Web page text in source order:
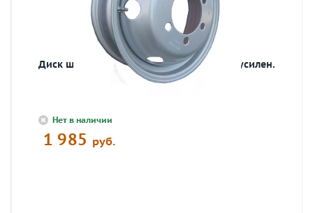
Диск штамп.5,5Jx16 130/170/106 Sunrise усилен.
Нет в наличии
1 985 руб.